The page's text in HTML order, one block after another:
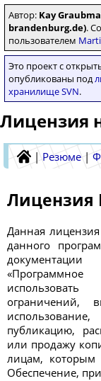
Автор: Kay
brandenburg.de).
пользователем
Это проект с
опубликованы под
хранилище SVN.
Лицензия
| Резюме |
Лицензия
Данная
данного
ограничений,
публикацию,
или продажу
лицам, которым
Обеспечение,